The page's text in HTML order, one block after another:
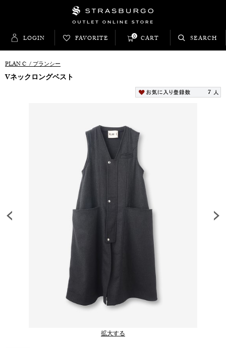
LOGIN FAVORITE CART
0 SEARCH
PLAN C/プランシー
Vネックロングベスト
7
拡大する